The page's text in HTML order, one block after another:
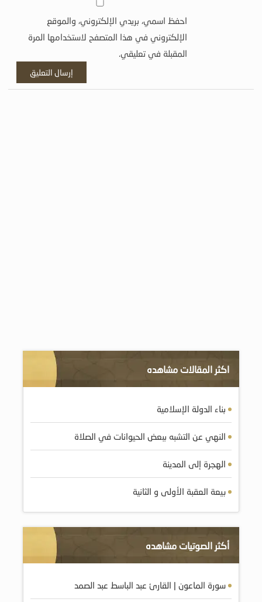
احفظ اسمي، بريدي الإلكتروني، والموقع
الإلكتروني في هذا المتصفح لاستخدامها المرة
المقبلة في تعليقي.
اكثر المقالات مشاهده
بناء الدولة الإسلامية
النهي عن التشبه ببعض الحيوانات في الصلاة
الهجرة إلى المدينة
بيعة العقبة الأولى و الثانية
أكثر الصوتيات مشاهده
سورة الماعون | القارئ عبد الباسط عبد الصمد